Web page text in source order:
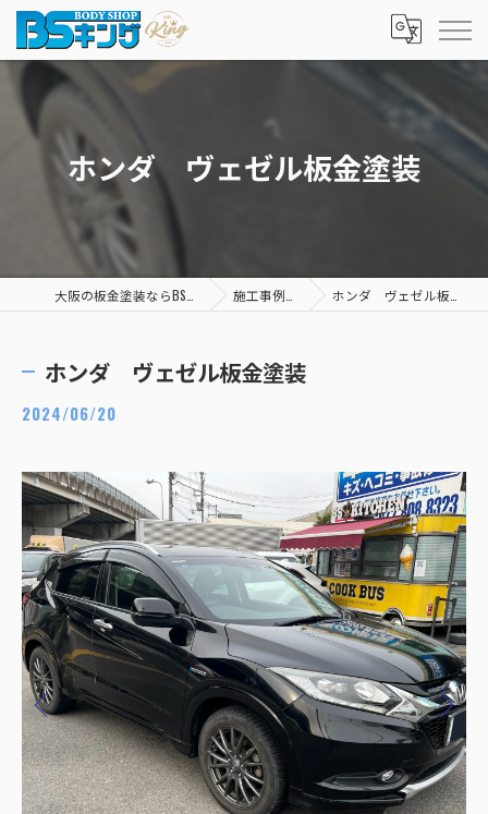
ホンダ ヴェゼル板金塗装
施工事例一覧 ホンダ ヴェゼル板金塗装
ホンダ ヴェゼル板金塗装
2024/06/20